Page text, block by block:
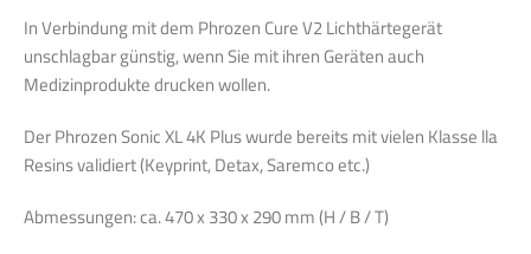
In Verbindung mit dem Phrozen Cure V2 Lichthärtegerät
unschlagbar günstig, wenn Sie mit ihren Geräten auch
Medizinprodukte drucken wollen.
Der Phrozen Sonic XL 4K Plus wurde bereits mit vielen Klasse lla
Resins validiert (Keyprint, Detax, Saremco etc.)
Abmessungen: ca. 470 x 330 x 290 mm (H / B / T)